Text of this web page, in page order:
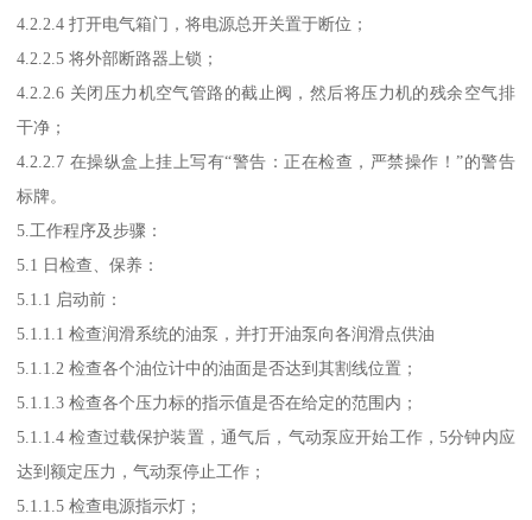
4.2.2.4 打开电气箱门，将电源总开关置于断位；
4.2.2.5 将外部断路器上锁；
4.2.2.6 关闭压力机空气管路的截止阀，然后将压力机的残余空气排
干净；
4.2.2.7 在操纵盒上挂上写有“警告：正在检查，严禁操作！”的警告
标牌。
5.工作程序及步骤：
5.1 日检查、保养：
5.1.1 启动前：
5.1.1.1 检查润滑系统的油泵，并打开油泵向各润滑点供油
5.1.1.2 检查各个油位计中的油面是否达到其割线位置；
5.1.1.3 检查各个压力标的指示值是否在给定的范围内；
5.1.1.4 检查过载保护装置，通气后，气动泵应开始工作，5分钟内应
达到额定压力，气动泵停止工作；
5.1.1.5 检查电源指示灯；